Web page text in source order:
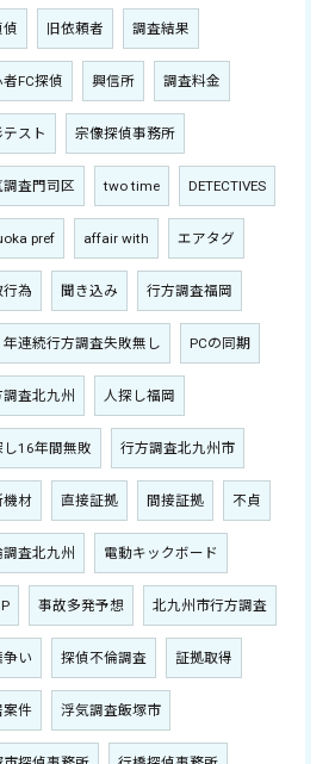
偵 旧依頼者 調査結果
FC探偵 興信所 調査料金
スト 宗像探偵事務所
調査門司区 two time DETECTIVES
pref affair with エアタグ
行為 聞き込み 行方調査福岡
年連続行方調査失敗無し PCの同期
調査北九州 人探し福岡
し16年間無敗 行方調査北九州市
機材 直接証拠 間接証拠 不貞
調査北九州 電動キックボード
事故多発予想 北九州市行方調査
争い 探偵不倫調査 証拠取得
案件 浮気調査飯塚市